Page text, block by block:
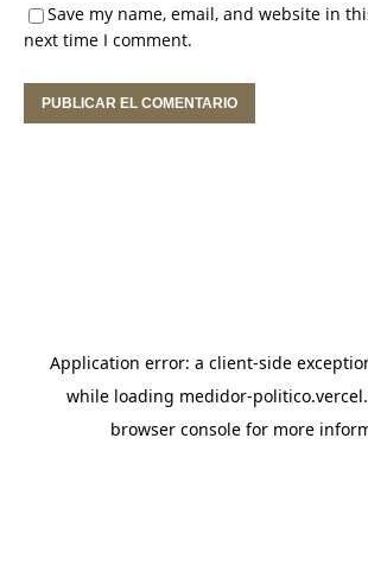
Save my name, email, and website in
next time I comment.